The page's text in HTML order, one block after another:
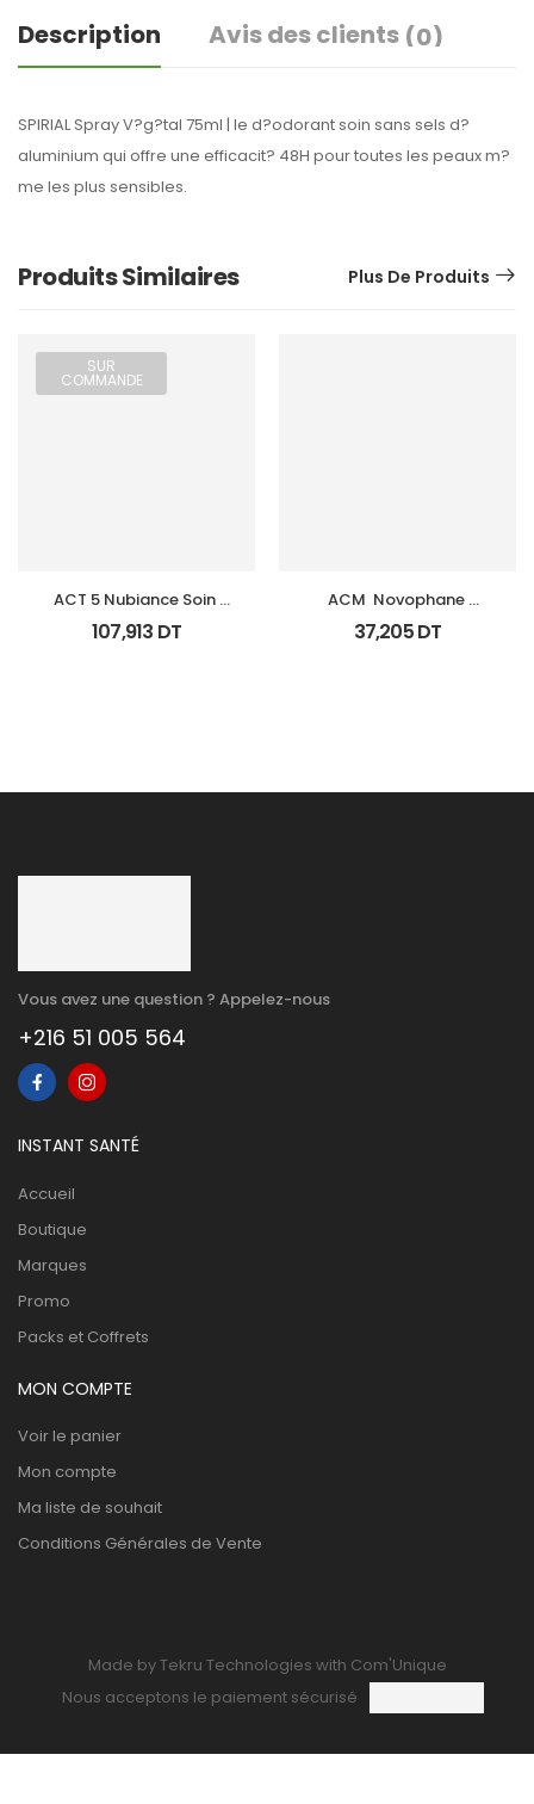
Description Avis des clients (0)
SPIRIAL Spray V?g?tal 75ml | le d?odorant soin sans sels d?
aluminium qui offre une efficacit? 48H pour toutes les peaux m?
me les plus sensibles.
Produits Similaires Plus De Produits
SUR
COMMANDE
ACT 5 Nubiance Soin
Anti Imperfections 30Ml
107,913 DT
ACM  Novophane
Shampooing Sebo
Regulateur 200Ml
37,205DT
Vous avez une question ? Appelez-nous
+216 51 005 564
INSTANT SANTÉ
Accueil
Boutique
Marques
Promo
Packs et Coffrets
MON COMPTE
Voir le panier
Mon compte
Ma liste de souhait
Conditions Générales de Vente
Made by Tekru Technologies with Com'Unique
Nous acceptons le paiement sécurisé